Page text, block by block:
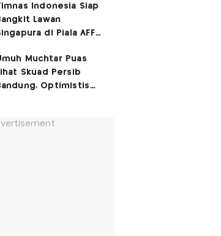
Harusnya ke
Indonesia Siap
Lawan
di Piala AFF
Juta Pendukung
Muchtar Puas
Skuad Persib
Optimistis